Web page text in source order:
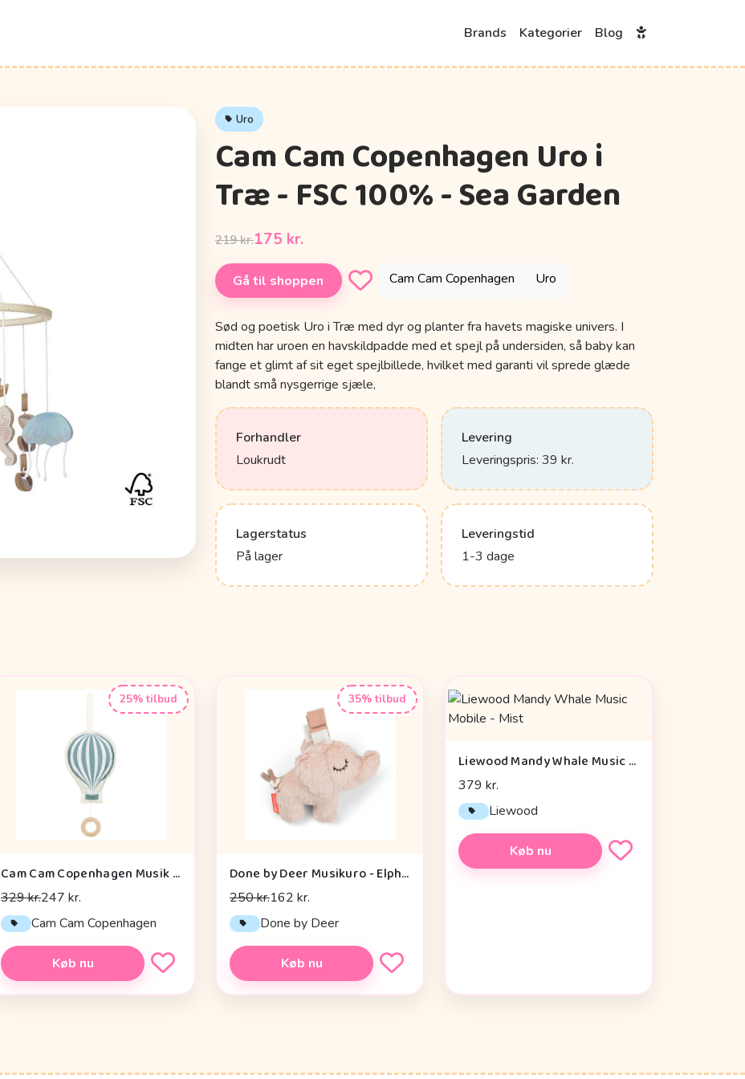
Brands Kategorier Blog
Uro
Cam Cam Copenhagen Uro i
Træ - FSC 100% - Sea Garden
219 kr.175 kr.
Gå til shoppen Cam Cam Copenhagen Uro
Sød og poetisk Uro i Træ med dyr og planter fra havets magiske univers. I
midten har uroen en havskildpadde med et spejl på undersiden, så baby kan
fange et glimt af sit eget spejlbillede, hvilket med garanti vil sprede glæde
blandt små nysgerrige sjæle,
Forhandler
Loukrudt
Levering
Leveringspris: 39 kr.
Lagerstatus
På lager
Leveringstid
1-3 dage
25% tilbud
Cam Cam Copenhagen Musik Mobile - OCS - Hot Air Balloon
329 kr.247 kr.
Cam Cam Copenhagen
Køb nu
35% tilbud
Done by Deer Musikuro - Elphee - Pudder
250 kr.162 kr.
Done by Deer
Køb nu
Liewood Mandy Whale Music Mobile - Mist
379 kr.
Liewood
Køb nu